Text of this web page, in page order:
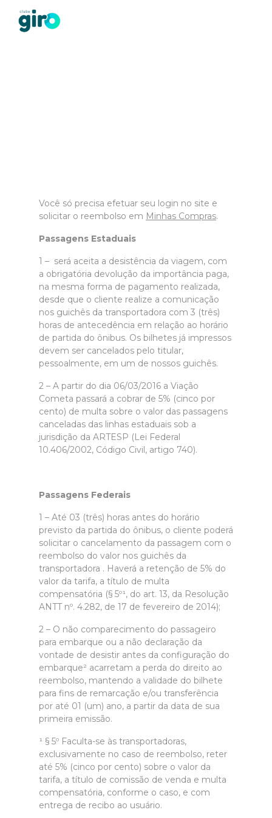
Você só precisa efetuar seu login no site e
solicitar o reembolso em Minhas Compras.
Passagens Estaduais
1 – será aceita a desistência da viagem, com
a obrigatória devolução da importância paga,
na mesma forma de pagamento realizada,
desde que o cliente realize a comunicação
nos guichês da transportadora com 3 (três)
horas de antecedência em relação ao horário
de partida do ônibus. Os bilhetes já impressos
devem ser cancelados pelo titular,
pessoalmente, em um de nossos guichês.
2 – A partir do dia 06/03/2016 a Viação
Cometa passará a cobrar de 5% (cinco por
cento) de multa sobre o valor das passagens
canceladas das linhas estaduais sob a
jurisdição da ARTESP (Lei Federal
10.406/2002, Código Civil, artigo 740).
Passagens Federais
1 – Até 03 (três) horas antes do horário
previsto da partida do ônibus, o cliente poderá
solicitar o cancelamento da passagem com o
reembolso do valor nos guichês da
transportadora . Haverá a retenção de 5% do
valor da tarifa, a título de multa
compensatória (§ 5º¹, do art. 13, da Resolução
ANTT nº. 4.282, de 17 de fevereiro de 2014);
2 – O não comparecimento do passageiro
para embarque ou a não declaração da
vontade de desistir antes da configuração do
embarque² acarretam a perda do direito ao
reembolso, mantendo a validade do bilhete
para fins de remarcação e/ou transferência
por até 01 (um) ano, a partir da data de sua
primeira emissão.
¹ § 5º Faculta-se às transportadoras,
exclusivamente no caso de reembolso, reter
até 5% (cinco por cento) sobre o valor da
tarifa, a título de comissão de venda e multa
compensatória, conforme o caso, e com
entrega de recibo ao usuário.